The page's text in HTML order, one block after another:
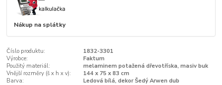
Nákup na splátky
Číslo produktu:
1832-3301
Výrobce:
Faktum
Použitý materiál:
melaminem potažená dřevotříska, masiv buk
Vnější rozměry (š x h x v):
144 x 75 x 83 cm
Barva:
Ledová bílá, dekor Šedý Arwen dub